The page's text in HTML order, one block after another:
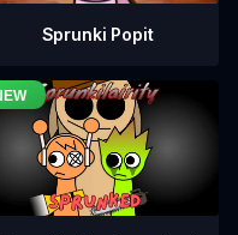
Sprunki Popit